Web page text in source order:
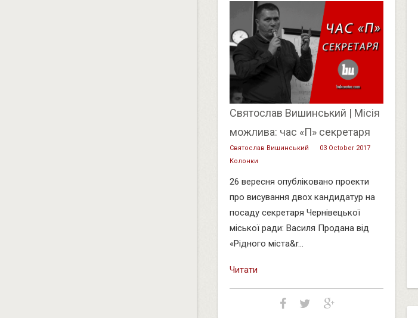
Святослав Вишинський | Місія
можлива: час «П» секретаря
Святослав Вишинський
03 October 2017
Колонки
26 вересня опубліковано проекти
про висування двох кандидатур на
посаду секретаря Чернівецької
міської ради: Василя Продана від
«Рідного міста&r...
Читати